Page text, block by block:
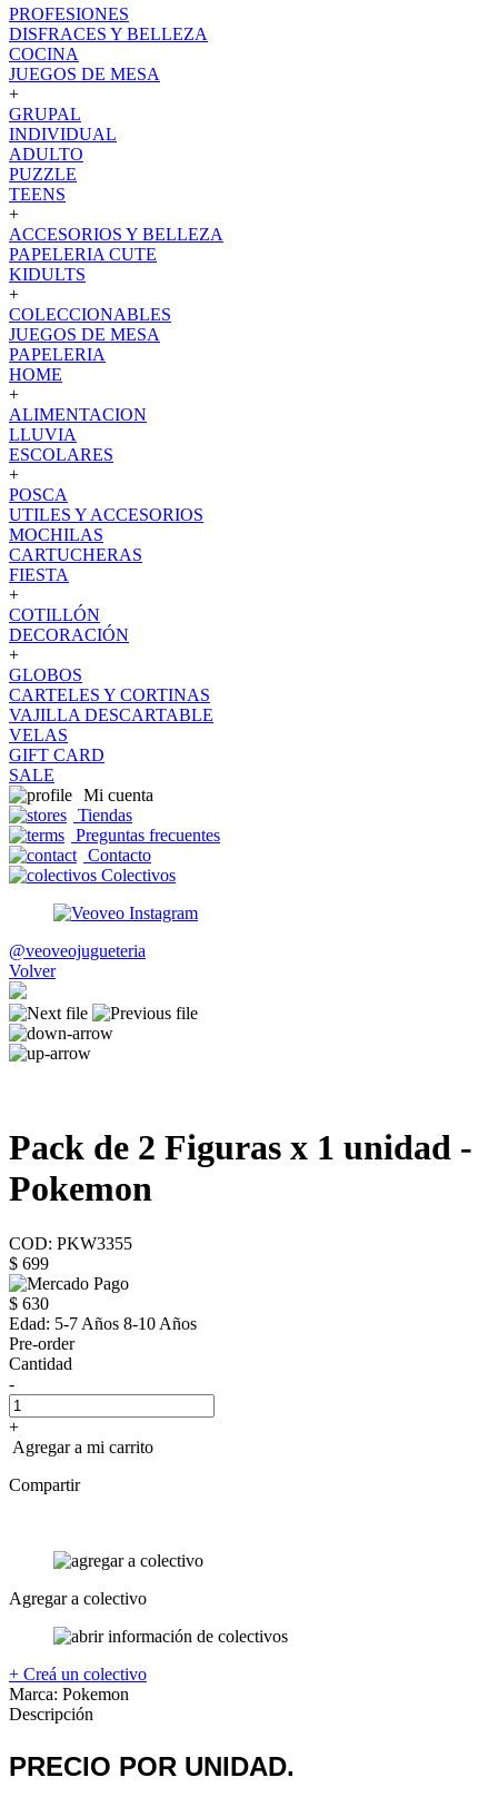
PROFESIONES
DISFRACES Y BELLEZA
COCINA
JUEGOS DE MESA
+
GRUPAL
INDIVIDUAL
ADULTO
PUZZLE
TEENS
+
ACCESORIOS Y BELLEZA
PAPELERIA CUTE
KIDULTS
+
COLECCIONABLES
JUEGOS DE MESA
PAPELERIA
HOME
+
ALIMENTACION
LLUVIA
ESCOLARES
+
POSCA
UTILES Y ACCESORIOS
MOCHILAS
CARTUCHERAS
FIESTA
+
COTILLÓN
DECORACIÓN
+
GLOBOS
CARTELES Y CORTINAS
VAJILLA DESCARTABLE
VELAS
GIFT CARD
SALE
Mi cuenta
Tiendas
Preguntas frecuentes
Contacto
Colectivos
@veoveojugueteria
Volver
Pack de 2 Figuras x 1 unidad -
Pokemon
COD: PKW3355
$ 699
$ 630
Edad: 5-7 Años 8-10 Años
Pre-order
Cantidad
-
+
Agregar a mi carrito
Compartir
Agregar a colectivo
+ Creá un colectivo
Marca: Pokemon
Descripción
PRECIO POR UNIDAD.